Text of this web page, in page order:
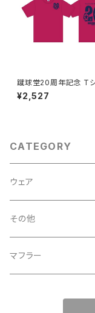
蹴球堂20周年記念 T
ンク)
¥2,527
CATEGORY
ウェア
OCFC
ピンク
F.C.OITO
その他
マフラー